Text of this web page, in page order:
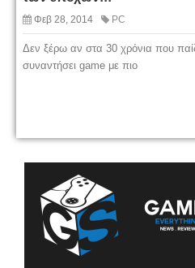
Φεβ 28, 2014 PC
Δεν ξέρω αν στα 30 χρόνια που
συναντήσει game με πιο